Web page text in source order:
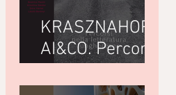
KRASZNAHORK
AI&CO. Percorsi